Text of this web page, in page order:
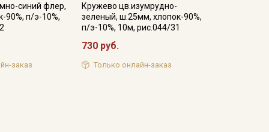
синий флер,
90%, п/э-10%,
заказ
Кружево цв.изумрудно-
зеленый, ш.25мм, хлопок-90%,
п/э-10%, 10м, рис.044/31
730 руб.
Только онлайн-заказ